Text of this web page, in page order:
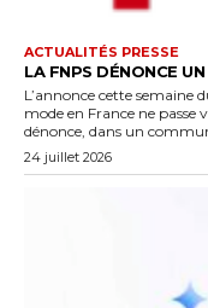
ACTUALITÉS PRESSE
LA FNPS DÉNONCE
L’annonce cette semaine
mode en France ne passe
dénonce, dans un
24 juillet 2026